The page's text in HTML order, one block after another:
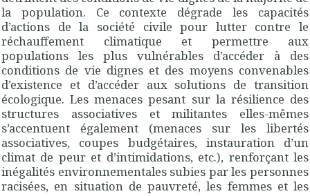
la population. Ce contexte dégrade les capacités
d’actions de la société civile pour lutter contre le
réchauffement climatique et permettre aux
populations les plus vulnérables d’accéder à des
conditions de vie dignes et des moyens convenables
d’existence et d’accéder aux solutions de transition
écologique. Les menaces pesant sur la résilience des
structures associatives et militantes elles-mêmes
s’accentuent également (menaces sur les libertés
associatives, coupes budgétaires, instauration d’un
climat de peur et d’intimidations, etc.), renforçant les
inégalités environnementales subies par les personnes
racisées, en situation de pauvreté, les femmes et les